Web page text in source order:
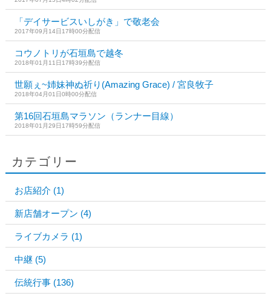
「デイサービスいしがき」で敬老会
2017年09月14日17時00分配信
コウノトリが石垣島で越冬
2018年01月11日17時39分配信
世願ぇ~姉妹神ぬ祈り(Amazing Grace) / 宮良牧子
2018年04月01日0時00分配信
第16回石垣島マラソン（ランナー目線）
2018年01月29日17時59分配信
カテゴリー
お店紹介 (1)
新店舗オープン (4)
ライブカメラ (1)
中継 (5)
伝統行事 (136)